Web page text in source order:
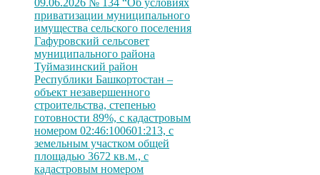
приватизации муниципального
имущества сельского поселения
Гафуровский сельсовет
муниципального района
Туймазинский район
Республики Башкортостан –
объект незавершенного
строительства, степенью
готовности 89%, с кадастровым
номером 02:46:100601:213, с
земельным участком общей
площадью 3672 кв.м., с
кадастровым номером